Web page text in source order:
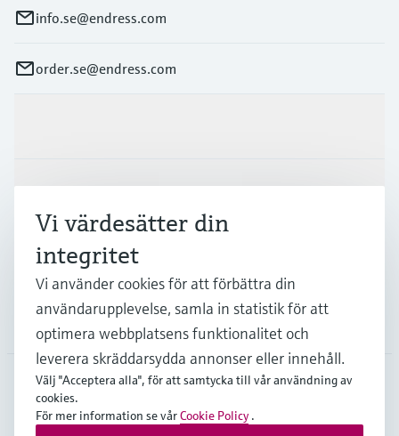
info.se@endress.com
order.se@endress.com
Industrier
Support
SWE • Svenska
Vi värdesätter din
integritet
Vi använder cookies för att förbättra din
användarupplevelse, samla in statistik för att
optimera webbplatsens funktionalitet och
leverera skräddarsydda annonser eller innehåll.
Välj "Acceptera alla", för att samtycka till vår användning av
cookies.
För mer information se vårCookie Policy .